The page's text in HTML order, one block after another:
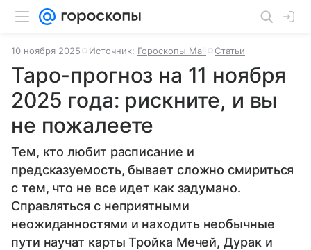
10 ноября 2025 Источник: Гороскопы Mail Статьи
Таро-прогноз на 11 ноября
2025 года: рискните, и вы
не пожалеете
Тем, кто любит расписание и
предсказуемость, бывает сложно смириться
с тем, что не все идет как задумано.
Справляться с неприятными
неожиданностями и находить необычные
пути научат карты Тройка Мечей, Дурак и